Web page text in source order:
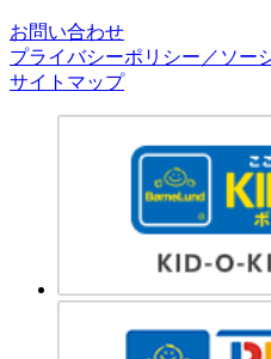
お問い合わせ
プライバシーポリシー／ソー
サイトマップ